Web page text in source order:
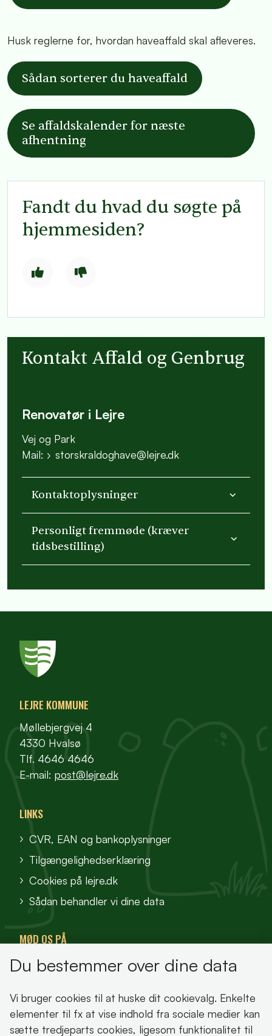
Husk reglerne for, hvordan haveaffald skal afleveres.
Sådan sorterer du haveaffald
Se affaldskalender for næste
afhentning
Fandt du hvad du søgte på
hjemmesiden?
Kontakt Affald og Genbrug
Renovatør i Lejre
Vej og Park
Mail:
storskraldoghave@lejre.dk
Kontaktoplysninger
Personligt fremmøde (kræver
tidsbestilling)
LEJRE KOMMUNE
Møllebjergvej 4
4330 Hvalsø
Tlf. 4646 4646
E-mail: post@lejre.dk
LINKS
CVR, EAN og bankoplysninger
Tilgængelighedserklæring
Cookies på lejre.dk
Sådan behandler vi dine data
MØD OS PÅ
VisitFjordlandet
Oplev Lejre
Du bestemmer over dine data
Vi bruger cookies til at huske dit cookievalg. Enkelte
elementer til fx at vise indhold fra sociale medier kan
sætte tredjeparts cookies, ligesom funktionalitet til